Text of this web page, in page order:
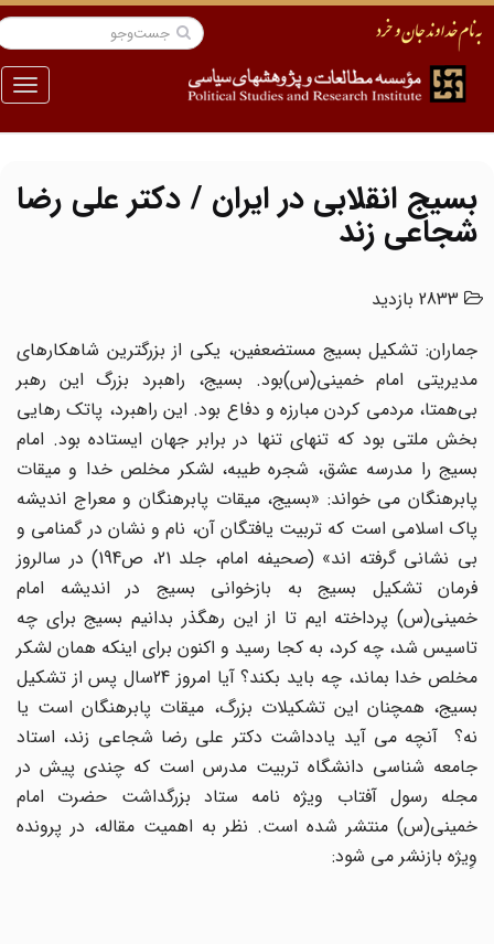
منو
بسیج انقلابی در ایران / دکتر علی رضا
شجاعی زند
2833 بازدید
جماران: تشکیل بسیج مستضعفین، یکی از بزرگترین شاهکارهای
مدیریتی امام خمینی(س)بود. بسیج، راهبرد بزرگ این رهبر
بی‌همتا، مردمی کردن مبارزه و دفاع بود. این راهبرد، پاتک رهایی
بخش ملتی بود که تنهای تنها در برابر جهان ایستاده بود. امام
بسیج را مدرسه عشق، شجره طیبه، لشکر مخلص خدا و میقات
پابرهنگان می خواند: «بسیج، میقات پابرهنگان و معراج اندیشه
پاک اسلامی است که تربیت یافتگان آن، نام و نشان در گمنامی و
بی نشانی گرفته اند» (صحیفه امام، جلد 21، ص194) در سالروز
فرمان تشکیل بسیج به بازخوانی بسیج در اندیشه امام
خمینی(س) پرداخته ایم تا از این رهگذر بدانیم بسیج برای چه
تاسیس شد، چه کرد، به کجا رسید و اکنون برای اینکه همان لشکر
مخلص خدا بماند، چه باید بکند؟ آیا امروز 24سال پس از تشکیل
بسیج، همچنان این تشکیلات بزرگ، میقات پابرهنگان است یا
نه؟ آنچه می آید یادداشت دکتر علی رضا شجاعی زند، استاد
جامعه شناسی دانشگاه تربیت مدرس است که چندی پیش در
مجله رسول آفتاب ویژه نامه ستاد بزرگداشت حضرت امام
خمینی(س) منتشر شده است. نظر به اهمیت مقاله، در پرونده
وِیژه بازنشر می شود: